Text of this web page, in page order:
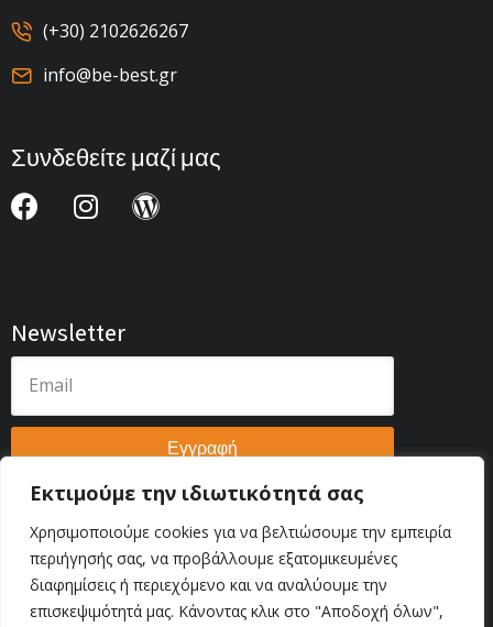
Εκτιμούμε την ιδιωτικότητά σας
Χρησιμοποιούμε cookies για να βελτιώσουμε την εμπειρία
περιήγησής σας, να προβάλλουμε εξατομικευμένες
διαφημίσεις ή περιεχόμενο και να αναλύουμε την
επισκεψιμότητά μας. Κάνοντας κλικ στο "Αποδοχή όλων",
(+30) 2102626267
info@be-best.gr
Συνδεθείτε μαζί μας
Newsletter
Εγγραφή
Πολιτική Απορρήτου